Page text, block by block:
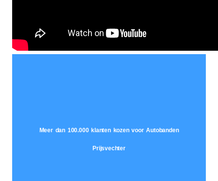
Meer dan 100.000 klanten kozen voor Autobanden
Prijsvechter